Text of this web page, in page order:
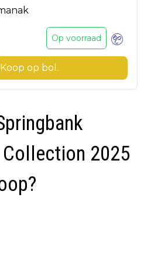
Op voorraad
Koop op bol .
2025